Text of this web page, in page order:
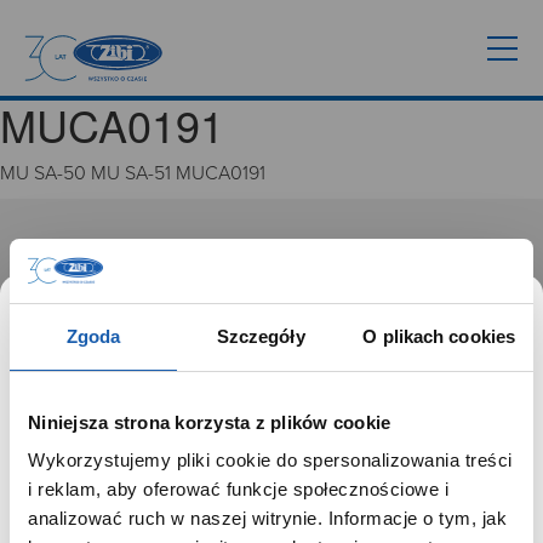
Zgoda Szczegóły O plikach cookies
Niniejsza strona korzysta z plików cookie
Wykorzystujemy pliki cookie do spersonalizowania treści
i reklam, aby oferować funkcje społecznościowe i
analizować ruch w naszej witrynie. Informacje o tym, jak
MUCA0191
MU SA-50 MU SA-51 MUCA0191
GRUPA ZIBI
Historia
Misja, wizja i wartości Grupy Zibi
Ważne daty
Zgoda na ciasteczka
PRODUKTY
Zegarki
SZANOWNY UŻYTKOWNIKU,
SZANOWNA UŻYTKOWNICZKO